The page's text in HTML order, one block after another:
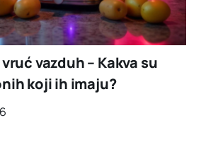
vazduh – Kakva su
koji ih imaju?